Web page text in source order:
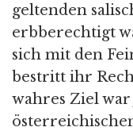
geltenden
erbberechtigt
sich mit den
bestritt ihr
wahres Ziel